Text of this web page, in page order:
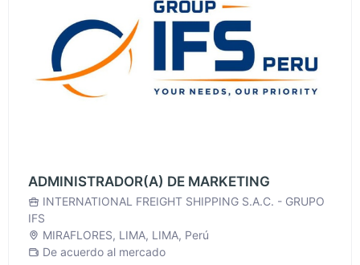
ADMINISTRADOR(A) DE MARKETING
INTERNATIONAL FREIGHT SHIPPING S.A.C. - GRUPO
IFS
MIRAFLORES, LIMA, LIMA, Perú
De acuerdo al mercado